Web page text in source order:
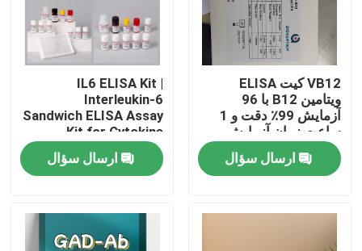
خانه
VB12 کیت ELISA
ویتامین B12 با 96
آزمایش 99٪ دقت و 1
ساعت زمان آزمایش
برای تحقیقات کمبود
ویتامین ارسال سؤال
IL6 ELISA Kit |
Interleukin-6
Sandwich ELISA Assay
Kit for Cytokine
Quantitative Detection
in Biological Samples,
Serum, Plasma, Cell
ارسال سؤال